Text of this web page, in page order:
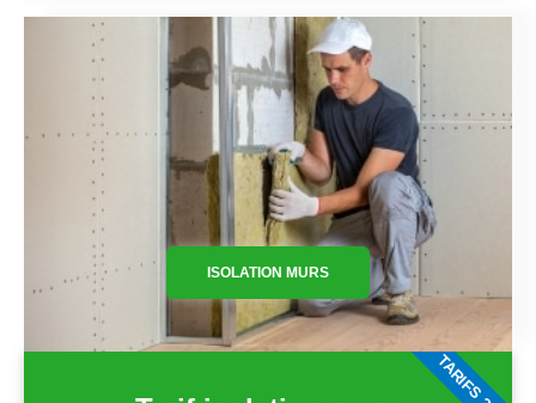
ISOLATION MURS